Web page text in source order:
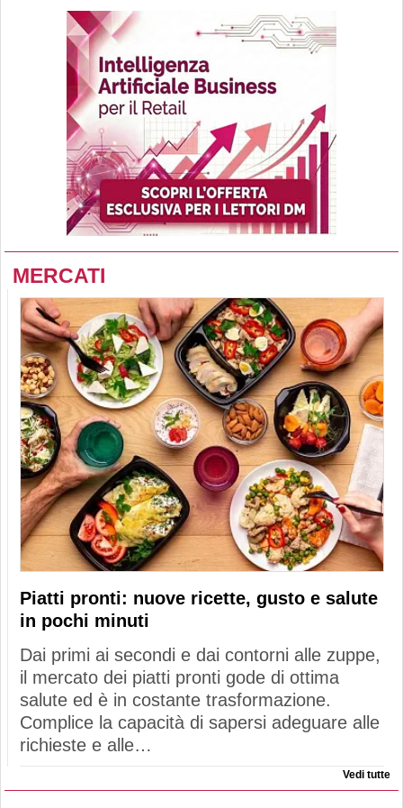
MERCATI
Piatti pronti: nuove ricette, gusto e salute
in pochi minuti
Dai primi ai secondi e dai contorni alle zuppe,
il mercato dei piatti pronti gode di ottima
salute ed è in costante trasformazione.
Complice la capacità di sapersi adeguare alle
richieste e alle…
Vedi tutte